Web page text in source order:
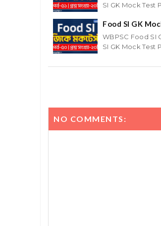
SI GK Mock Test
Food SI GK
WBPSC Food SI
SI GK Mock Test
NO COMMENTS: